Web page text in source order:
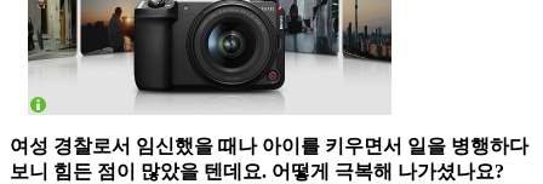
여성 경찰로서 임신했을 때나 아이를 키우면서 일을 병행하다
보니 힘든 점이 많았을 텐데요. 어떻게 극복해 나가셨나요?